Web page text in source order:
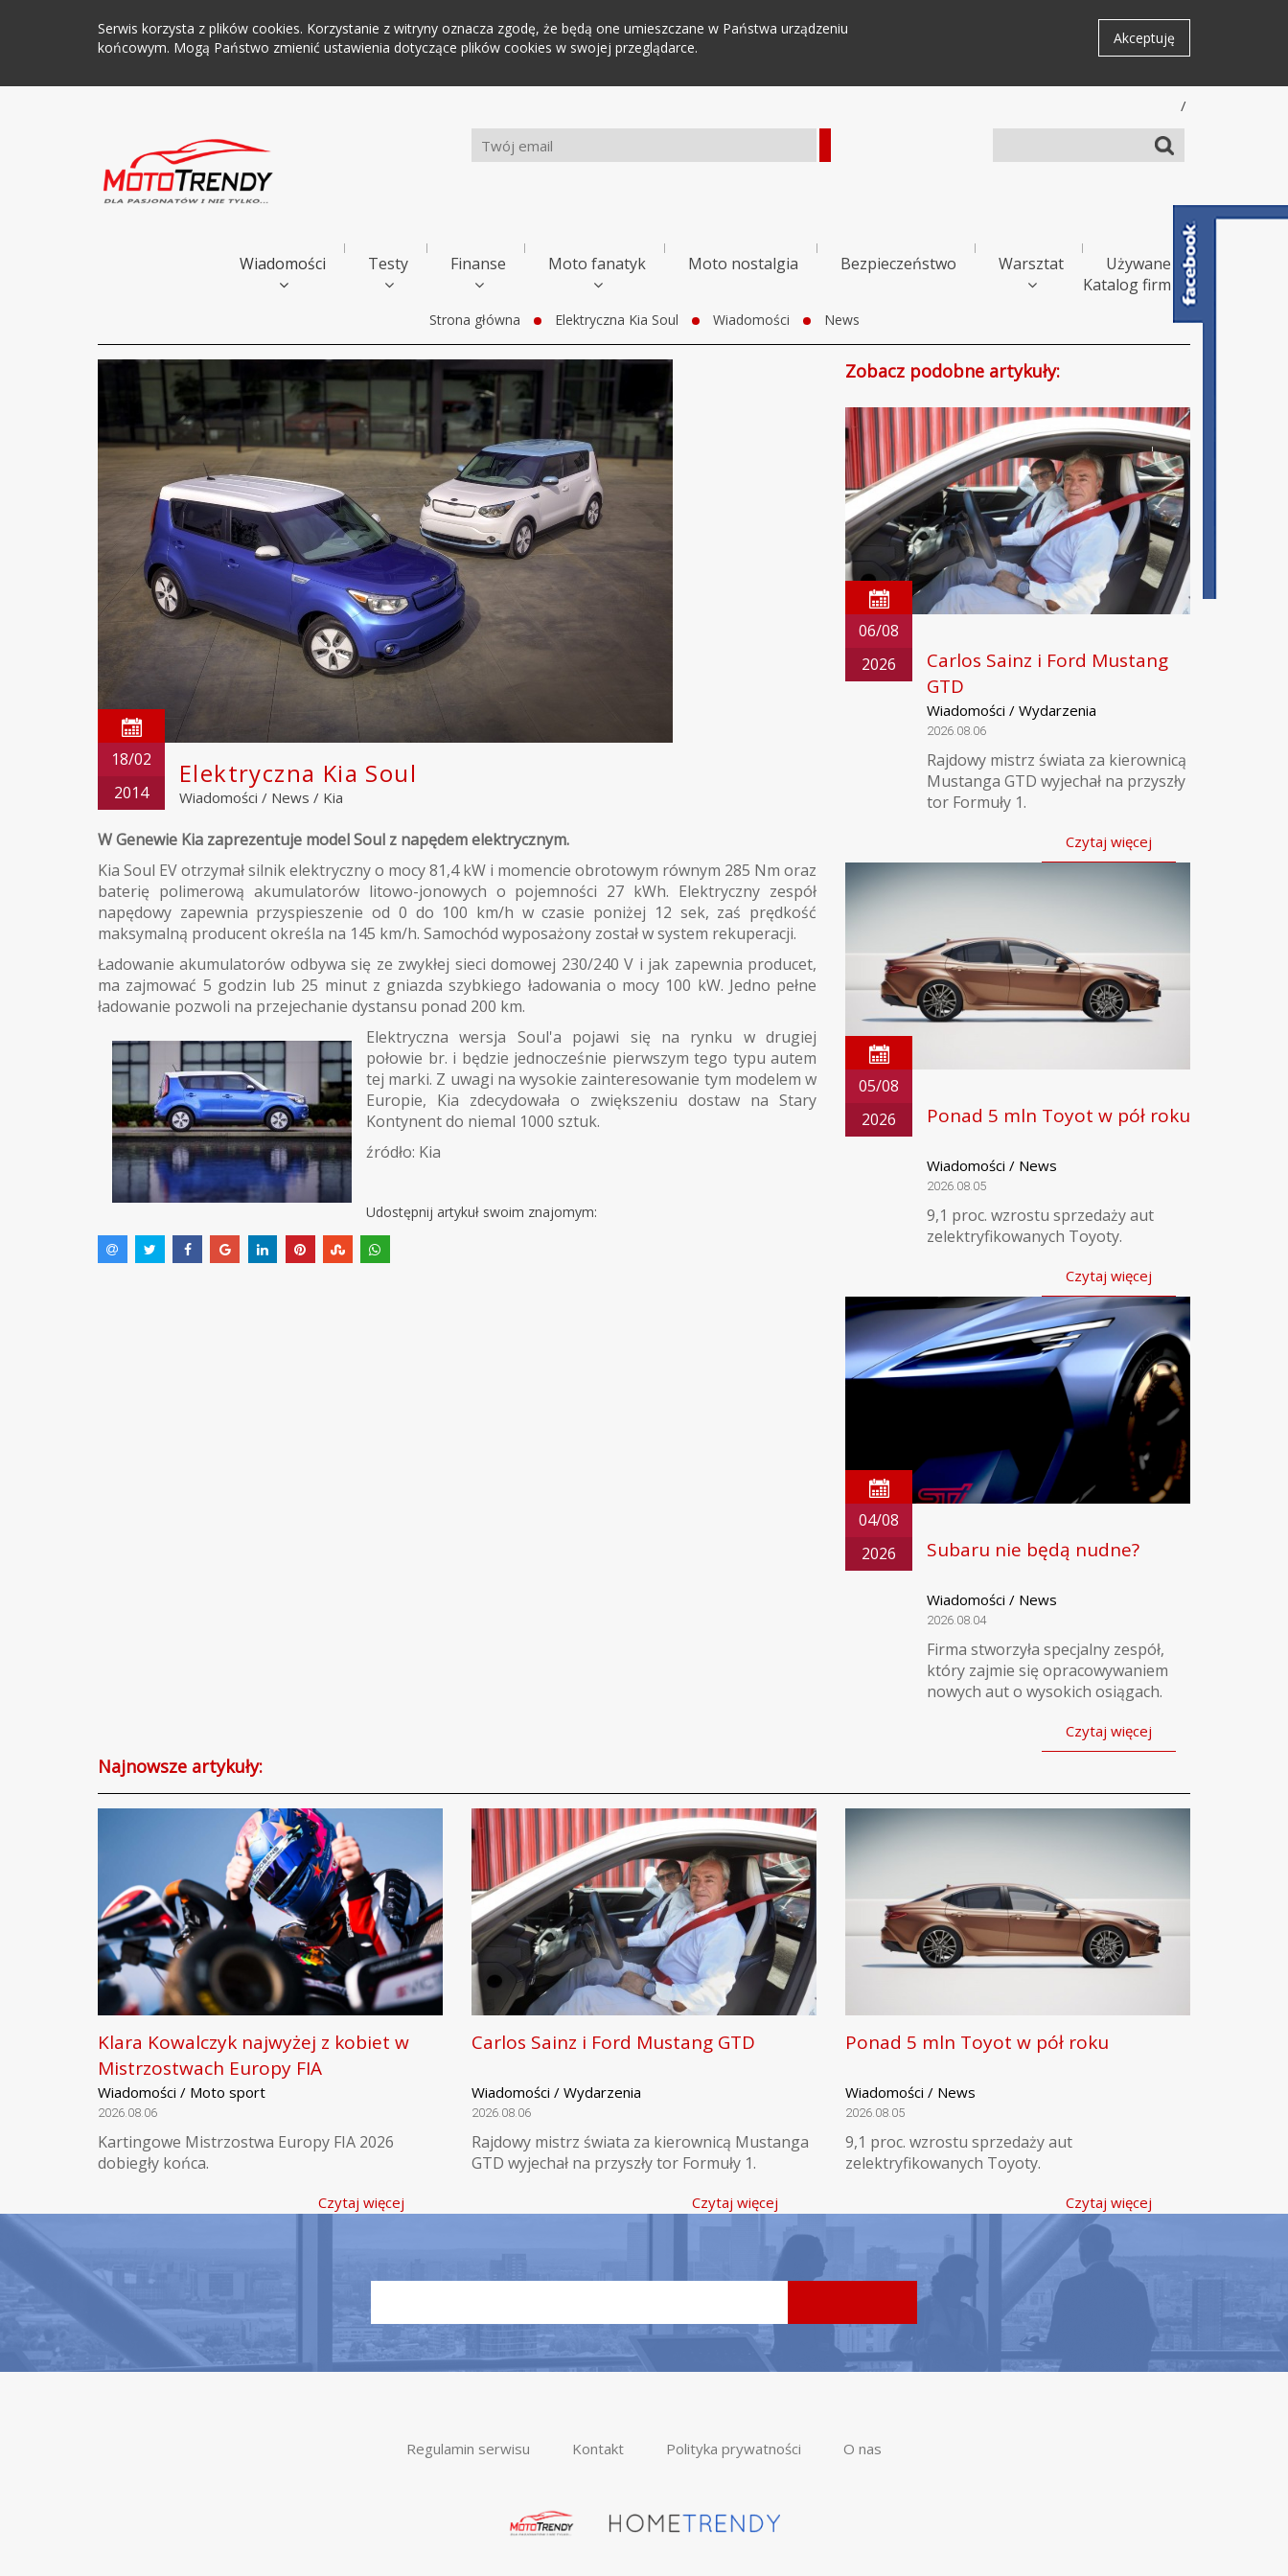
Serwis korzysta z plików cookies. Korzystanie z witryny oznacza zgodę, że będą one umieszczane w Państwa urządzeniu
końcowym. Mogą Państwo zmienić ustawienia dotyczące plików cookies w swojej przeglądarce.
Akceptuję
/
Wiadomości Testy Finanse Moto fanatyk Moto nostalgia Bezpieczeństwo Warsztat
Używane
Katalog firm
Strona główna Elektryczna Kia Soul Wiadomości News
18/02
2014
Elektryczna Kia Soul
Wiadomości / News / Kia
W Genewie Kia zaprezentuje model Soul z napędem elektrycznym.
Kia Soul EV otrzymał silnik elektryczny o mocy 81,4 kW i momencie obrotowym równym 285 Nm oraz
baterię polimerową akumulatorów litowo-jonowych o pojemności 27 kWh. Elektryczny zespół
napędowy zapewnia przyspieszenie od 0 do 100 km/h w czasie poniżej 12 sek, zaś prędkość
maksymalną producent określa na 145 km/h. Samochód wyposażony został w system rekuperacji.
Ładowanie akumulatorów odbywa się ze zwykłej sieci domowej 230/240 V i jak zapewnia producet,
ma zajmować 5 godzin lub 25 minut z gniazda szybkiego ładowania o mocy 100 kW. Jedno pełne
ładowanie pozwoli na przejechanie dystansu ponad 200 km.
Elektryczna wersja Soul'a pojawi się na rynku w drugiej
połowie br. i będzie jednocześnie pierwszym tego typu autem
tej marki. Z uwagi na wysokie zainteresowanie tym modelem w
Europie, Kia zdecydowała o zwiększeniu dostaw na Stary
Kontynent do niemal 1000 sztuk.
źródło: Kia
Udostępnij artykuł swoim znajomym:
Zobacz podobne artykuły:
06/08
2026
Carlos Sainz i Ford Mustang
GTD
Wiadomości / Wydarzenia
2026.08.06
Rajdowy mistrz świata za kierownicą
Mustanga GTD wyjechał na przyszły
tor Formuły 1.
Czytaj więcej
05/08
2026
Ponad 5 mln Toyot w pół roku
Wiadomości / News
2026.08.05
9,1 proc. wzrostu sprzedaży aut
zelektryfikowanych Toyoty.
Czytaj więcej
04/08
2026
Subaru nie będą nudne?
Wiadomości / News
2026.08.04
Firma stworzyła specjalny zespół,
który zajmie się opracowywaniem
nowych aut o wysokich osiągach.
Czytaj więcej
Najnowsze artykuły:
Klara Kowalczyk najwyżej z kobiet w
Mistrzostwach Europy FIA
Wiadomości / Moto sport
2026.08.06
Kartingowe Mistrzostwa Europy FIA 2026
dobiegły końca.
Czytaj więcej
Carlos Sainz i Ford Mustang GTD
Wiadomości / Wydarzenia
2026.08.06
Rajdowy mistrz świata za kierownicą Mustanga
GTD wyjechał na przyszły tor Formuły 1.
Czytaj więcej
Ponad 5 mln Toyot w pół roku
Wiadomości / News
2026.08.05
9,1 proc. wzrostu sprzedaży aut
zelektryfikowanych Toyoty.
Czytaj więcej
Regulamin serwisu Kontakt Polityka prywatności O nas